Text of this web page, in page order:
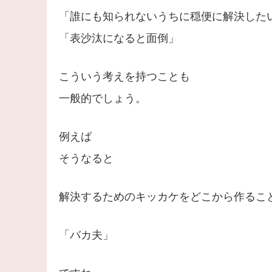
「誰にも知られないうちに穏便に解決した
「表沙汰になると面倒」
こういう考えを持つことも
一般的でしょう。
例えば
そうなると
解決するためのキッカケをどこから作るこ
「バカ夫」